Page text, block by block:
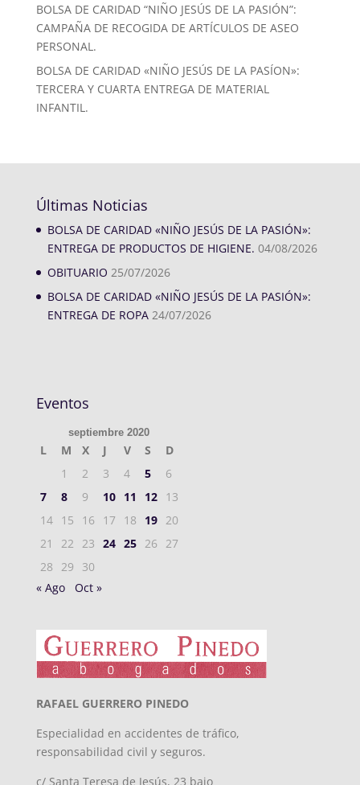
BOLSA DE CARIDAD “NIÑO JESÚS DE LA PASIÓN”:
CAMPAÑA DE RECOGIDA DE ARTÍCULOS DE ASEO
PERSONAL.
BOLSA DE CARIDAD «NIÑO JESÚS DE LA PASÍON»:
TERCERA Y CUARTA ENTREGA DE MATERIAL
INFANTIL.
Últimas Noticias
BOLSA DE CARIDAD «NIÑO JESÚS DE LA PASIÓN»:
ENTREGA DE PRODUCTOS DE HIGIENE. 04/08/2026
OBITUARIO 25/07/2026
BOLSA DE CARIDAD «NIÑO JESÚS DE LA PASIÓN»:
ENTREGA DE ROPA 24/07/2026
Eventos
septiembre 2020
L M X J V S
D
1
2 3 4 5
6
7
8 9 10 11 12 13
14 15 16 17 18 19 20
21
22 23 24 25 26
27
28
29
30
« Ago
Oct »
RAFAEL GUERRERO PINEDO
Especialidad en accidentes de tráfico,
responsabilidad civil y seguros.
c/ Santa Teresa de Jesús, 23 bajo